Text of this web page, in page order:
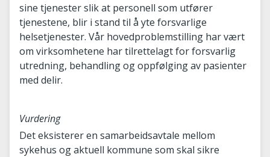
sine tjenester slik at personell som utfører
tjenestene, blir i stand til å yte forsvarlige
helsetjenester. Vår hovedproblemstilling har vært
om virksomhetene har tilrettelagt for forsvarlig
utredning, behandling og oppfølging av pasienter
med delir.
Vurdering
Det eksisterer en samarbeidsavtale mellom
sykehus og aktuell kommune som skal sikre